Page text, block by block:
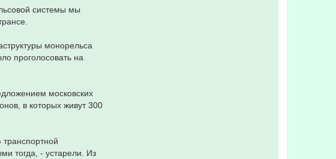
системы мы
монорельса
проголосовать на
московских
в которых живут 300
тогда, - устарели. Из